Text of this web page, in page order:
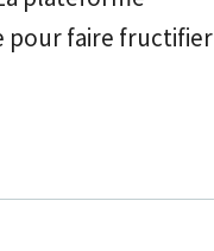
pour faire fructifier